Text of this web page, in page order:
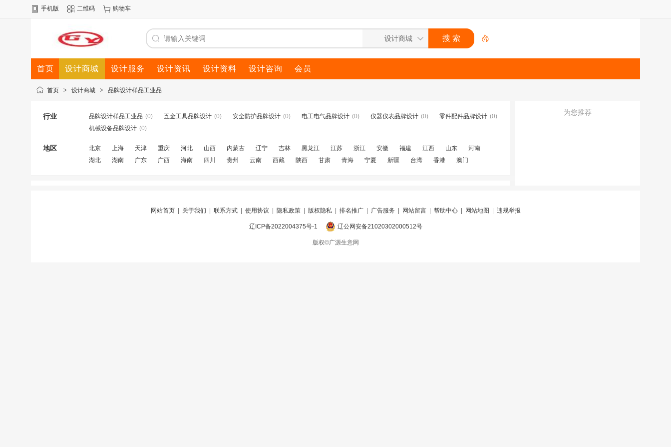
手机版 二维码 购物车
首页 设计商城 设计服务 设计资讯 设计资料 设计咨询 会员
首页 > 设计商城 > 品牌设计样品工业品
行业 品牌设计样品工业品 (0) 五金工具品牌设计 (0) 安全防护品牌设计 (0) 电工电气品牌设计 (0) 仪器仪表品牌设计 (0) 零件配件品牌设计 (0)
机械设备品牌设计 (0)
地区 北京 上海 天津 重庆 河北 山西 内蒙古 辽宁 吉林 黑龙江 江苏 浙江 安徽 福建 江西 山东
河南
湖北
湖南 广东 广西 海南 四川 贵州 云南 西藏 陕西 甘肃 青海 宁夏 新疆 台湾 香港 澳门
为您推荐
网站首页| 关于我们 联系方式| 使用协议 隐私政策| 版权隐私| 排名推广| 广告服务 网站留言| 帮助中心| 网站地图 违规举报
辽ICP备2022004375号-1 辽公网安备21020302000512号
版权©广源生意网